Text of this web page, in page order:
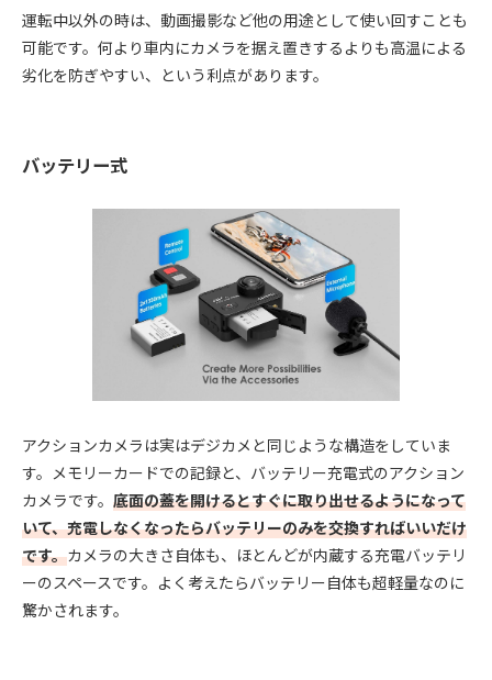
運転中以外の時は、動画撮影など他の用途として使い回すことも
可能です。何より車内にカメラを据え置きするよりも高温による
劣化を防ぎやすい、という利点があります。
バッテリー式
アクションカメラは実はデジカメと同じような構造をしていま
す。メモリーカードでの記録と、バッテリー充電式のアクション
カメラです。 底面の蓋を開けるとすぐに取り出せるようになって
いて、充電しなくなったらバッテリーのみを交換すればいいだけ
です。カメラの大きさ自体も、ほとんどが内蔵する充電バッテリ
ーのスペースです。よく考えたらバッテリー自体も超軽量なのに
驚かされます。